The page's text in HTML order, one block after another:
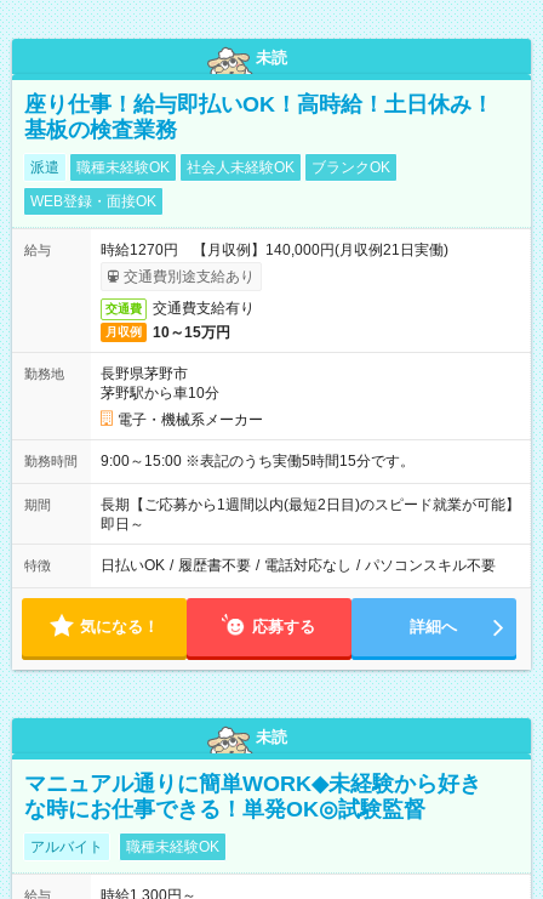
未読
座り仕事！給与即払いOK！高時給！土日休み！
基板の検査業務
派遣 職種未経験OK 社会人未経験OK
ブランクOK
WEB登録・面接OK
給与
時給1270円 【月収例】140,000円(月収例21日実働)
交通費別途支給あり
交通費 交通費支給有り
月収例 10～15万円
勤務地
長野県茅野市
茅野駅から車10分
電子・機械系メーカー
勤務時間 9:00～15:00 ※表記のうち実働5時間15分です。
期間
長期【ご応募から1週間以内(最短2日目)のスピード就業が可能】
即日～
特徴 日払いOK / 履歴書不要 / 電話対応なし / パソコンスキル不要
気になる！ 応募する 詳細へ
未読
マニュアル通りに簡単WORK◆未経験から好き
な時にお仕事できる！単発OK◎試験監督
アルバイト 職種未経験OK
給与
時給1,300円～